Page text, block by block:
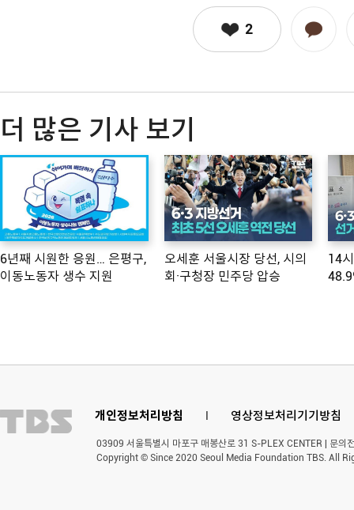
2
더 많은 기사 보기
6년째 시원한 응원… 은평구,
이동노동자 생수 지원
오세훈 서울시장 당선, 시의
회·구청장 민주당 압승
14
개인정보처리방침 l 영상정보처리기기방침
03909 서울특별시 마포구 매봉산로 31 S-PLEX CENTER | 문
Copyright © Since 2020 Seoul Media Foundation TBS. All